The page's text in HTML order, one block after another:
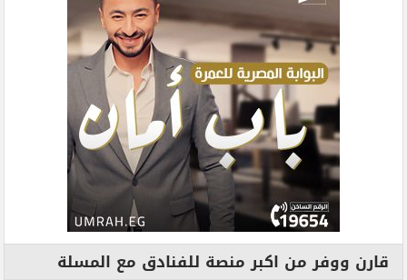
قارن ووفر من اكبر منصة للفنادق مع المسلة